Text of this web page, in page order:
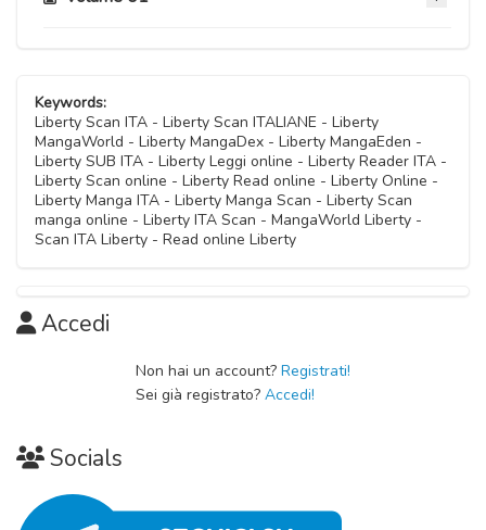
07 Luglio 2021
Capitolo 16
07 Luglio 2021
Capitolo 15
Capitolo 14
Capitolo 12
10 Novembre 2020
Capitolo 07
10 Novembre 2020
Capitolo 06
Capitolo 04
Capitolo 03
Keywords:
Liberty Scan ITA - Liberty Scan ITALIANE - Liberty
MangaWorld - Liberty MangaDex - Liberty MangaEden -
Liberty SUB ITA - Liberty Leggi online - Liberty Reader ITA -
Liberty Scan online - Liberty Read online - Liberty Online -
Liberty Manga ITA - Liberty Manga Scan - Liberty Scan
manga online - Liberty ITA Scan - MangaWorld Liberty -
Scan ITA Liberty - Read online Liberty
Accedi
Non hai un account? Registrati!
Sei già registrato? Accedi!
Socials